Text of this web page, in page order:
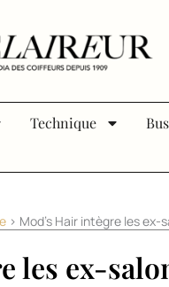
Technique
> Mod’s Hair intègre les ex-
les ex-